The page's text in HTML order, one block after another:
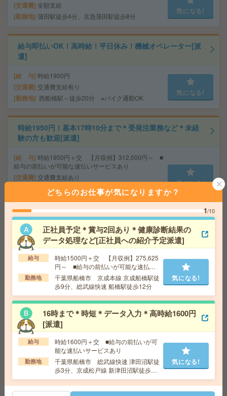
交通費 全額支給
勤務地 蒲田駅徒歩4分、京急蒲田駅徒歩8分
気になる!
給与即払いOK！高時給！平日休み！機械オペレーター[派
遣]
給 与 時給1900円
交通費 交通費支給有り
勤務地 西船橋駅～徒歩20分 ※バイク通勤OK
気になる!
時給1950円！基本17時10分まで＊受発注業務など＊未経
験の方も歓迎[派遣]
給 与 時給1950円＋交 【月収例】312,000円～ ■
給与の前払いが可能な速払いサービスあり
交通費 交通費支給あり
千葉県千葉市中央区 総武線快速 千葉駅徒歩
7分、千葉都市モノレール 栄町（千葉）駅徒歩3分
気になる!
《人気の大学勤務》基本17時15分まで＊高時給1600円▼
伝票入力など[派遣]
給 与 時給1600円＋交 【月収例】248,000円～ ■
給与の前払いが可能な速払いサービスあり
交通費 交通費支給あり
千葉県千葉市稲毛区 中央・総武線各停 西千
葉駅徒歩2分
気になる!
高時給1800円！採用をサポートする事務のお仕事〇[派
遣]
給 与 時給1800円 月収例 288,000円+残業代
交通費 全額支給
勤務地 梅郷駅徒歩19分（敷地内無料駐車場に停めて
OK！）
どちらのお仕事が気になりますか？
1/10
正社員予定＊賞与2回あり＊健康診断結果の
データ処理など[正社員への紹介予定派遣]
給与
時給1500円＋交 【月収例】275,625
円～ ■給与の前払いが可能な速払い
サービスあり
勤務地
千葉県船橋市 京成本線 京成船橋駅徒
歩9分、総武線快速 船橋駅徒歩12分
気になる!
16時まで＊時短＊データ入力＊高時給1600円
[派遣]
給与
時給1600円＋交 ■給与の前払いが可
能な速払いサービスあり
勤務地
千葉県船橋市 総武線快速 津田沼駅徒
歩3分、京成松戸線 新津田沼駅徒歩6
分
気になる!